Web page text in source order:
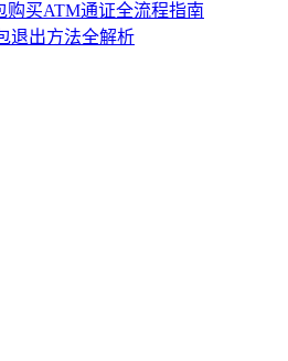
购买ATM通证全流程指南
退出方法全解析